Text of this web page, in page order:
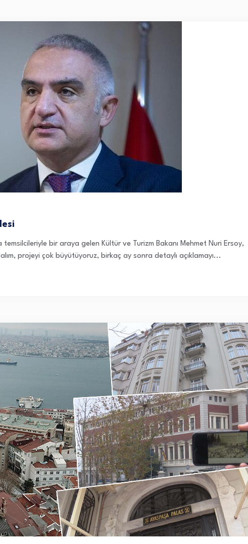
temsilcileriyle bir araya gelen Kültür ve Turizm Bakanı Mehmet Nuri Ersoy,
projeyi çok büyütüyoruz, birkaç ay sonra detaylı açıklamayı...